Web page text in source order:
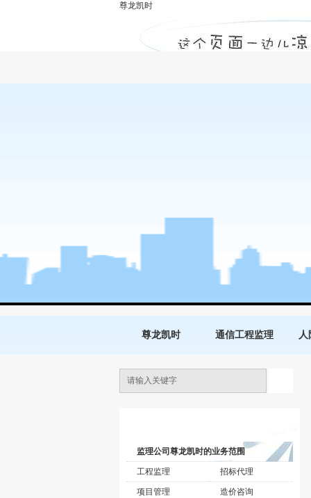
绿化工程-尊龙凯时
尊龙凯时
尊龙凯时 通信工程监理
监理公司尊龙凯时的业务范围
工程监理 招标代理
项目管理 造价咨询